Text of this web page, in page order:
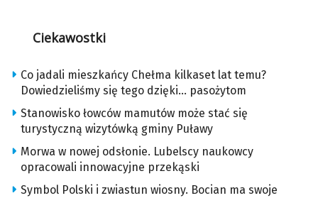
Ciekawostki
Co jadali mieszkańcy Chełma kilkaset lat temu?
Dowiedzieliśmy się tego dzięki… pasożytom
Stanowisko łowców mamutów może stać się
turystyczną wizytówką gminy Puławy
Morwa w nowej odsłonie. Lubelscy naukowcy
opracowali innowacyjne przekąski
Symbol Polski i zwiastun wiosny. Bocian ma swoje